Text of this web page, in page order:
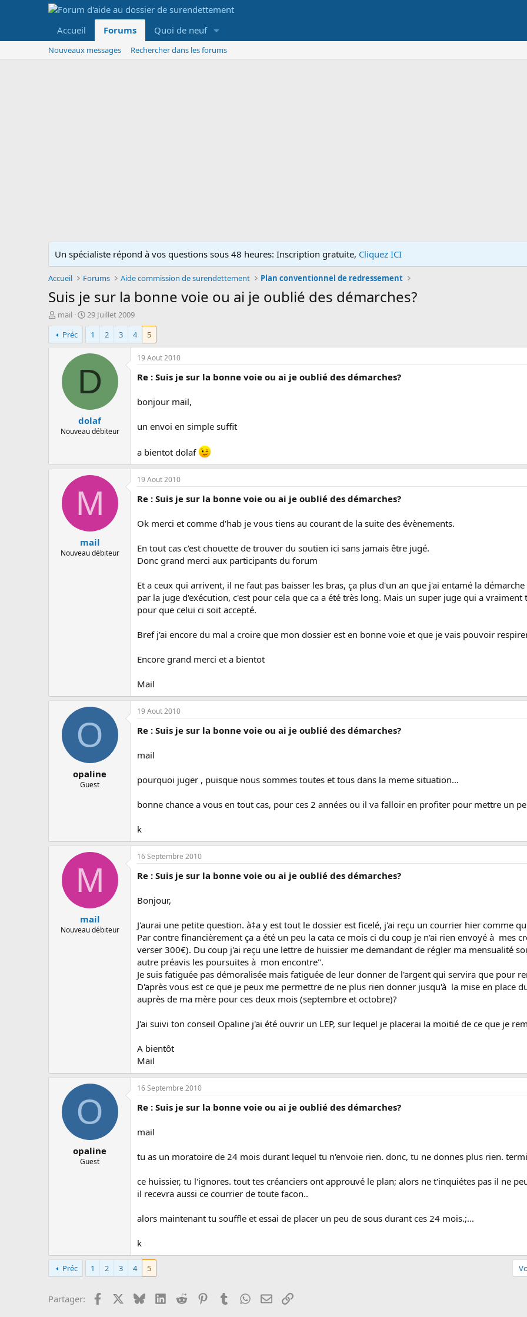
Accueil Forums Quoi de neuf
Nouveaux messages Rechercher dans les forums
Un spécialiste répond à vos questions sous 48 heures: Inscription gratuite, Cliquez ICI
Accueil Forums Aide commission de surendettement Plan conventionnel de redressement
Suis je sur la bonne voie ou ai je oublié des démarches?
A
u
t
e
u
mail
D
a
e
d
é
u
t
29 Juillet 2009
Préc
1 2 3 4 5
D
dolaf
Nouveau débiteur
19 Aout 2010
Re : Suis je sur la bonne voie ou ai je oublié des démarches?
bonjour mail,
un envoi en simple suffit
a bientot dolaf
M
mail
Nouveau débiteur
19 Aout 2010
Re : Suis je sur la bonne voie ou ai je oublié des démarches?
Ok merci et comme d'hab je vous tiens au courant de la suite des évènements.
En tout cas c'est chouette de trouver du soutien ici sans jamais être jugé.
Donc grand merci aux participants du forum
Et a ceux qui arrivent, il ne faut pas baisser les bras, ça plus d'un an que j'ai entamé la
par la juge d'exécution, c'est pour cela que ca a été très long. Mais un super juge qui a
pour que celui ci soit accepté.
Bref j'ai encore du mal a croire que mon dossier est en bonne voie et que je vais pouvoir
Encore grand merci et a bientot
Mail
O
opaline
Guest
19 Aout 2010
Re : Suis je sur la bonne voie ou ai je oublié des démarches?
mail
pourquoi juger , puisque nous sommes toutes et tous dans la meme situation...
bonne chance a vous en tout cas, pour ces 2 années ou il va falloir en profiter pour mettre un
k
M
mail
Nouveau débiteur
16 Septembre 2010
Re : Suis je sur la bonne voie ou ai je oublié des démarches?
Bonjour,
J'aurai une petite question. à‡a y est tout le dossier est ficelé, j'ai reçu un courrier hier comme
Par contre financièrement ça a été un peu la cata ce mois ci du coup je n'ai rien envoyé à mes
verser 300€). Du coup j'ai reçu une lettre de huissier me demandant de régler ma mensualité
autre préavis les poursuites à mon encontre".
Je suis fatiguée pas démoralisée mais fatiguée de leur donner de l'argent qui servira que pour
D'après vous est ce que je peux me permettre de ne plus rien donner jusqu'à la mise en place
auprès de ma mère pour ces deux mois (septembre et octobre)?
J'ai suivi ton conseil Opaline j'ai été ouvrir un LEP, sur lequel je placerai la moitié de ce que je
A bientôt
Mail
O
opaline
Guest
16 Septembre 2010
Re : Suis je sur la bonne voie ou ai je oublié des démarches?
mail
tu as un moratoire de 24 mois durant lequel tu n'envoie rien. donc, tu ne donnes plus rien.
ce huissier, tu l'ignores. tout tes créanciers ont approuvé le plan; alors ne t'inquiétes pas il ne
il recevra aussi ce courrier de toute facon..
alors maintenant tu souffle et essai de placer un peu de sous durant ces 24 mois.;...
k
Préc 1 2 3 4 5
Partager: Facebook BlueskyLinkedInReddit PinterestTumblrWhatsApp
EmailLien